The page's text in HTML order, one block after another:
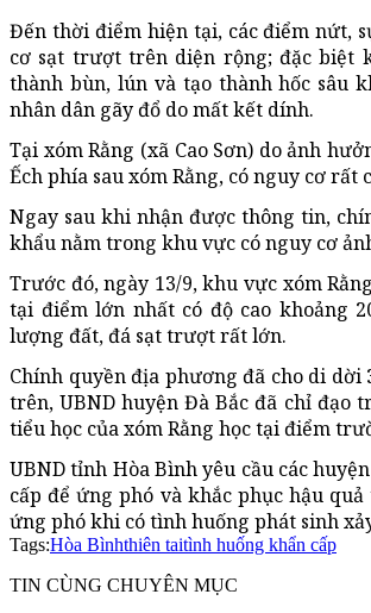
Đến thời điểm hiện tại, các điểm nứt,
cơ sạt trượt trên diện rộng; đặc biệt
thành bùn, lún và tạo thành hốc sâu
nhân dân gãy đổ do mất kết dính.
Tại xóm Rằng (xã Cao Sơn) do ảnh
Ếch phía sau xóm Rằng, có nguy cơ
Ngay sau khi nhận được thông tin,
khẩu nằm trong khu vực có nguy cơ
Trước đó, ngày 13/9, khu vực xóm
tại điểm lớn nhất có độ cao khoảng
lượng đất, đá sạt trượt rất lớn.
Chính quyền địa phương đã cho di
trên, UBND huyện Đà Bắc đã chỉ đạo
tiểu học của xóm Rằng học tại điểm
UBND tỉnh Hòa Bình yêu cầu các
cấp để ứng phó và khắc phục hậu
ứng phó khi có tình huống phát sinh
Tags:Hòa Bìnhthiên taitình huống khẩn cấp
TIN CÙNG CHUYÊN MỤC